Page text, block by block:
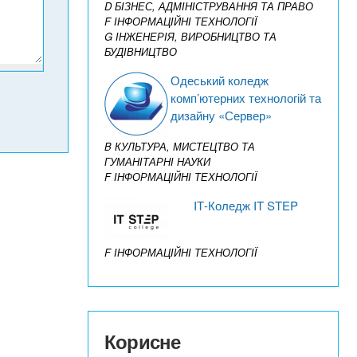
D БІЗНЕС, АДМІНІСТРУВАННЯ ТА ПРАВО
F ІНФОРМАЦІЙНІ ТЕХНОЛОГІЇ
G ІНЖЕНЕРІЯ, ВИРОБНИЦТВО ТА
БУДІВНИЦТВО
Одеський коледж
комп’ютерних технологій та
дизайну «Сервер»
B КУЛЬТУРА, МИСТЕЦТВО ТА
ГУМАНІТАРНІ НАУКИ
F ІНФОРМАЦІЙНІ ТЕХНОЛОГІЇ
IТ-Коледж IT STEP
F ІНФОРМАЦІЙНІ ТЕХНОЛОГІЇ
Корисне